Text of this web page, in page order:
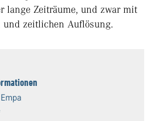
lange Zeiträume, und zwar mit
zeitlichen Auflösung.